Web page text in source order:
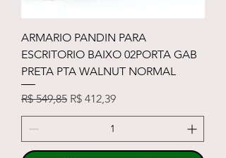
ARMARIO PANDIN PARA
ESCRITORIO BAIXO 02PORTA GAB
PRETA PTA WALNUT NORMAL
Preço normal
R$ 549,85 Preço promocional
R$ 412,39